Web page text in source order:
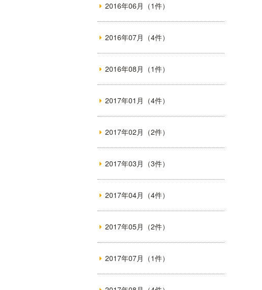
2016年06月（1件）
2016年07月（4件）
2016年08月（1件）
2017年01月（4件）
2017年02月（2件）
2017年03月（3件）
2017年04月（4件）
2017年05月（2件）
2017年07月（1件）